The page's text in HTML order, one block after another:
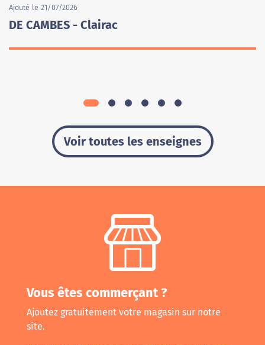
Ajouté le 21/07/2026
DE CAMBES - Clairac
Voir toutes les enseignes
Vous êtes commerçant ?
Ajoutez gratuitement votre magasin sur notre
site.